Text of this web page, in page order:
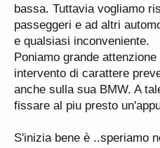
bassa. Tuttavia vogliamo
passeggeri e ad altri
e qualsiasi inconveniente.
Poniamo grande
intervento di carattere
anche sulla sua BMW. A
fissare al piu presto
S'inizia bene è ..speriamo